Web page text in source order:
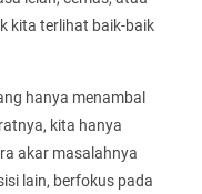
kita terlihat baik-baik
hanya menambal
kita hanya
akar masalahnya
lain, berfokus pada